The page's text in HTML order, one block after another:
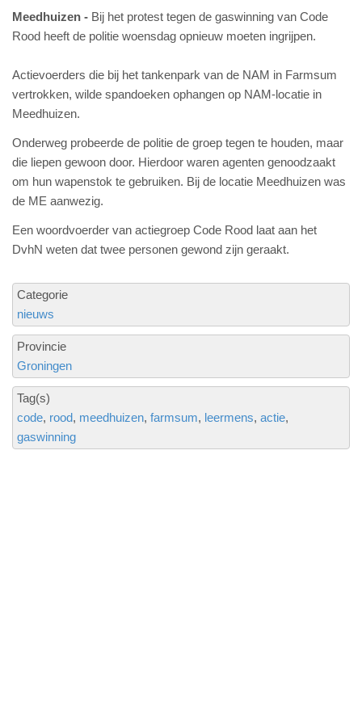
Meedhuizen
Bij het protest tegen de gaswinning van Code
Rood heeft de politie woensdag opnieuw moeten ingrijpen.
Actievoerders die bij het tankenpark van de NAM in Farmsum
vertrokken, wilde spandoeken ophangen op NAM-locatie in
Meedhuizen.
Onderweg probeerde de politie de groep tegen te houden, maar
die liepen gewoon door. Hierdoor waren agenten genoodzaakt
om hun wapenstok te gebruiken. Bij de locatie Meedhuizen was
de ME aanwezig.
Een woordvoerder van actiegroep Code Rood laat aan het
DvhN weten dat twee personen gewond zijn geraakt.
Categorie
nieuws
Provincie
Groningen
Tag(s)
code rood meedhuizen farmsum leermens actie
gaswinning